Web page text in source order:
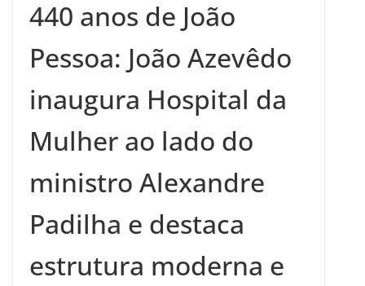
440 anos de João
Pessoa: João Azevêdo
inaugura Hospital da
Mulher ao lado do
ministro Alexandre
Padilha e destaca
estrutura moderna e